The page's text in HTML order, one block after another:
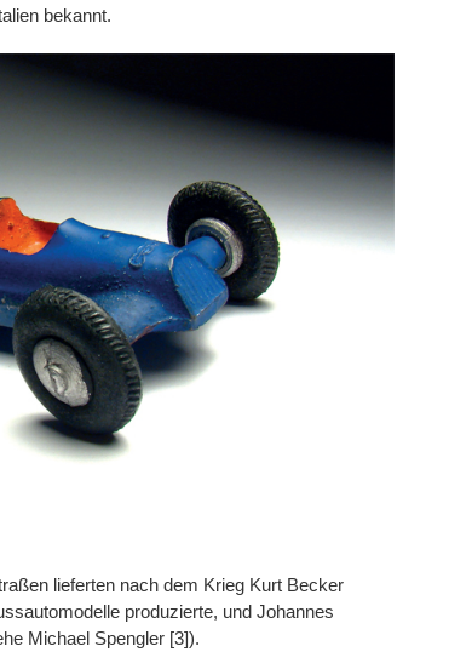
bekannt.
lieferten nach dem Krieg Kurt Becker
produzierte, und Johannes
Michael Spengler [3]).